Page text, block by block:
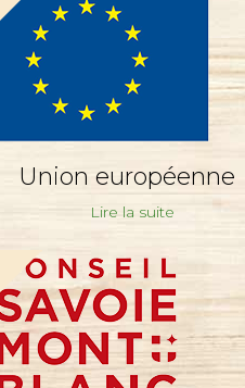
Union européenne
Lire la suite